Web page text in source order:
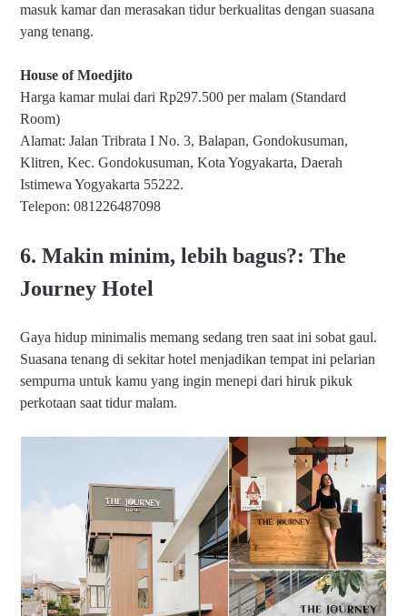
masuk kamar dan merasakan tidur berkualitas dengan suasana
yang tenang.
House of Moedjito
Harga kamar mulai dari Rp297.500 per malam (Standard
Room)
Alamat: Jalan Tribrata I No. 3, Balapan, Gondokusuman,
Klitren, Kec. Gondokusuman, Kota Yogyakarta, Daerah
Istimewa Yogyakarta 55222.
Telepon: 081226487098
6. Makin minim, lebih bagus?: The
Journey Hotel
Gaya hidup minimalis memang sedang tren saat ini sobat gaul.
Suasana tenang di sekitar hotel menjadikan tempat ini pelarian
sempurna untuk kamu yang ingin menepi dari hiruk pikuk
perkotaan saat tidur malam.